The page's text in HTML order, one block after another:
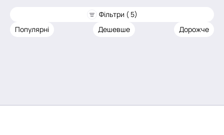
Фільтри ( 5)
Популярні
Дешевше Дорожче